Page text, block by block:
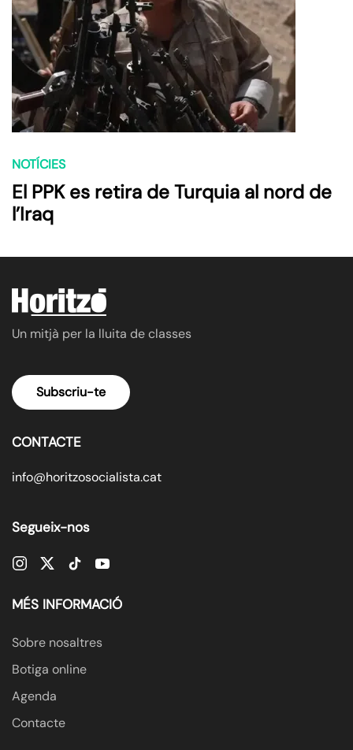
NOTÍCIES
El PPK es retira de Turquia al nord de
l’Iraq
Un mitjà per la lluita de classes
Subscriu-te
CONTACTE
info@horitzosocialista.cat
Segueix-nos
MÉS INFORMACIÓ
Sobre nosaltres
Botiga online
Agenda
Contacte